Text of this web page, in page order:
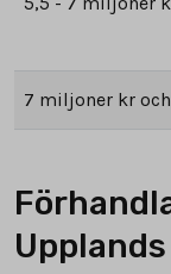
7 miljoner kr